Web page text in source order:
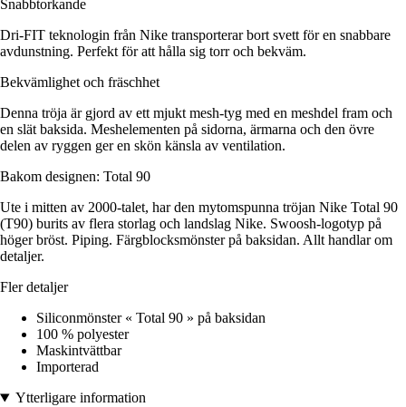
Snabbtorkande
Dri-FIT teknologin från Nike transporterar bort svett för en snabbare
avdunstning. Perfekt för att hålla sig torr och bekväm.
Bekvämlighet och fräschhet
Denna tröja är gjord av ett mjukt mesh-tyg med en meshdel fram och
en slät baksida. Meshelementen på sidorna, ärmarna och den övre
delen av ryggen ger en skön känsla av ventilation.
Bakom designen: Total 90
Ute i mitten av 2000-talet, har den mytomspunna tröjan Nike Total 90
(T90) burits av flera storlag och landslag Nike. Swoosh-logotyp på
höger bröst. Piping. Färgblocksmönster på baksidan. Allt handlar om
detaljer.
Fler detaljer
Siliconmönster « Total 90 » på baksidan
100 % polyester
Maskintvättbar
Importerad
Ytterligare information